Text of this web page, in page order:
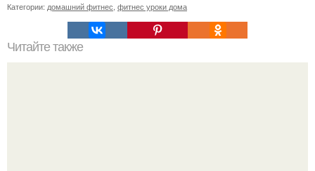
Категории: домашний фитнес фитнес уроки дома
Читайте также